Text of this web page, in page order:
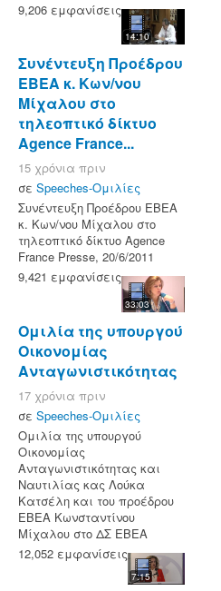
9,206 εμφανίσεις
14:10
Συνέντευξη Προέδρου
ΕΒΕΑ κ. Κων/νου
Μίχαλου στο
τηλεοπτικό δίκτυο
Agence France...
15 χρόνια πριν
σε Speeches-Ομιλίες
Συνέντευξη Προέδρου ΕΒΕΑ
κ. Κων/νου Μίχαλου στο
τηλεοπτικό δίκτυο Agence
France Presse, 20/6/2011
9,421 εμφανίσεις
33:03
Ομιλία της υπουργού
Οικονομίας
Ανταγωνιστικότητας
17 χρόνια πριν
σε Speeches-Ομιλίες
Ομιλία της υπουργού
Οικονομίας
Ανταγωνιστικότητας και
Ναυτιλίας κας Λούκα
Κατσέλη και του προέδρου
ΕΒΕΑ Κωνσταντίνου
Μίχαλου στο ΔΣ ΕΒΕΑ
12,052 εμφανίσεις
7:15